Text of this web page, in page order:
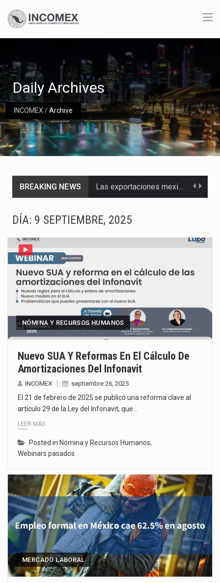
INCOMEX/Archive
Daily Archives
BREAKING NEWS Las exportaciones mexicanas de vehículos ligeros disminuyeron 9.67 % en julio a tasa anual, alcanzando…
Ante la suspensión temporal de las inspecciones sanitarias del Departamento de Agricultura de Estados Unidos…
La industria automotriz mexicana concentra más de la mitad de las quejas bajo el Mecanismo…
DÍA: 9 SEPTIEMBRE, 2025
NÓMINA Y RECURSOS HUMANOS
Nuevo SUA Y Reformas En El Cálculo De
Amortizaciones Del Infonavit
INCOMEX septiembre 26, 2025
El 21 de febrero de 2025 se publicó una reforma clave al
artículo 29 de la Ley del Infonavit, que…
LEER MÁS
Posted in Nómina y Recursos Humanos,
Webinars pasados
MERCADO LABORAL